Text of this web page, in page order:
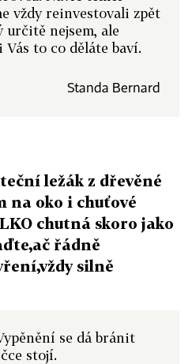
vždy reinvestovali zpět
určitě nejsem, ale
to co děláte baví.
Standa Bernard
ležák z dřevěné
na oko i chuťové
chutná skoro jako
řádně
silně
se dá bránit
stojí.